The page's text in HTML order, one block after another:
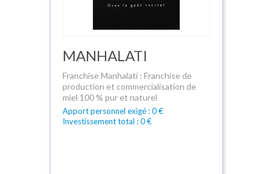
MANHALATI
Franchise Manhalati : Franchise de
production et commercialisation de
miel 100 % pur et naturel
Apport personnel exigé : 0 €
Investissement total : 0 €